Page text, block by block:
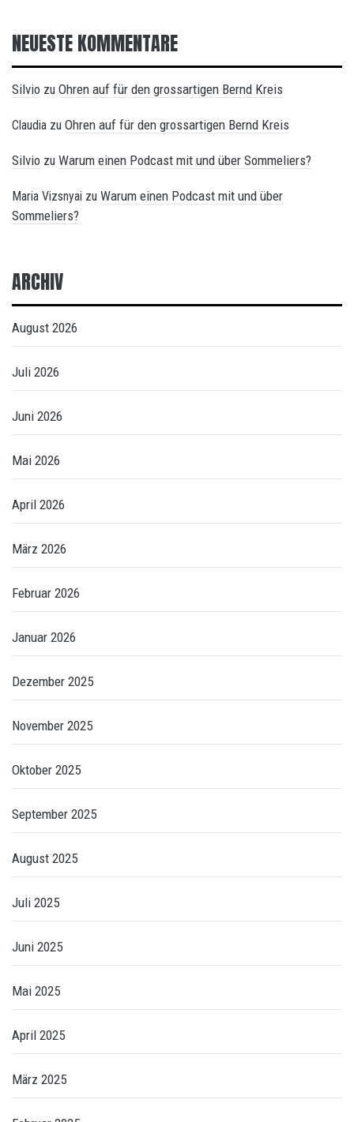
NEUESTE KOMMENTARE
Silvio zu Ohren auf für den grossartigen Bernd Kreis
Claudia zu Ohren auf für den grossartigen Bernd Kreis
Silvio zu Warum einen Podcast mit und über Sommeliers?
Maria Vizsnyai zu Warum einen Podcast mit und über
Sommeliers?
ARCHIV
August 2026
Juli 2026
Juni 2026
Mai 2026
April 2026
März 2026
Februar 2026
Januar 2026
Dezember 2025
November 2025
Oktober 2025
September 2025
August 2025
Juli 2025
Juni 2025
Mai 2025
April 2025
März 2025